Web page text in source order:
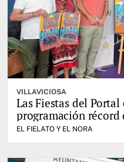
VILLAVICIOSA
Las Fiestas del
programación récord
EL FIELATO Y EL NORA